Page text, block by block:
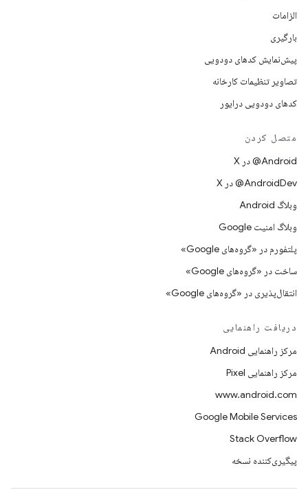
الزامات
بارگیری
پیش‌نمایش کدهای دودویی
تصاویر تنظیمات کارخانه
کدهای دودویی درایور
متصل کردن
‫‎@Android در X
‫‎@AndroidDev در X
وبلاگ Android
وبلاگ امنیت Google
پلتفورم در «گروه‌های Google»
ساخت در «گروه‌های Google»
انتقال‌پذیری در «گروه‌های Google»
دریافت راهنمایی
مرکز راهنمایی Android
مرکز راهنمایی Pixel
www.android.com
Google Mobile Services
Stack Overflow
پیگیری‌کننده نسخه